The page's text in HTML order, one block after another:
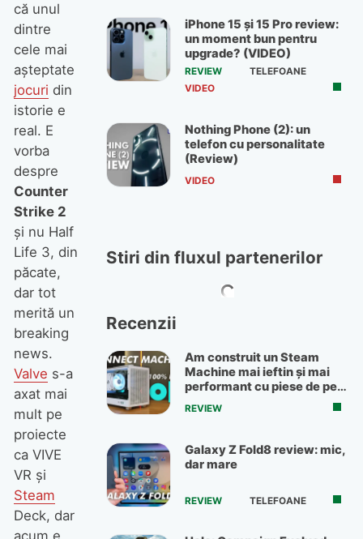
că unul
dintre
cele mai
aşteptate
jocuri din
istorie e
real. E
vorba
despre
Counter
Strike 2
şi nu Half
Life 3, din
păcate,
dar tot
merită un
breaking
news.
Valve s-a
axat mai
mult pe
proiecte
ca VIVE
VR şi
Steam
Deck, dar
iPhone 15 și 15 Pro review:
un moment bun pentru
upgrade? (VIDEO)
REVIEW
TELEFOANE
VIDEO
Nothing Phone (2): un
telefon cu personalitate
(Review)
VIDEO
Stiri din fluxul partenerilor
Recenzii
Am construit un Steam
Machine mai ieftin și mai
performant cu piese de pe
OLX
REVIEW
Galaxy Z Fold8 review: mic,
dar mare
REVIEW TELEFOANE